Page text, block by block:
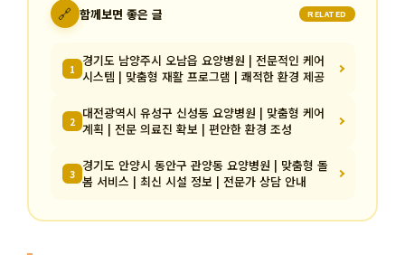
🔗 함께보면 좋은 글 RELATED
1 경기도 남양주시 오남읍 요양병원 | 전문적인 케어
시스템 | 맞춤형 재활 프로그램 | 쾌적한 환경 제공
2 대전광역시 유성구 신성동 요양병원 | 맞춤형 케어
계획 | 전문 의료진 확보 | 편안한 환경 조성
3 경기도 안양시 동안구 관양동 요양병원 | 맞춤형 돌
봄 서비스 | 최신 시설 정보 | 전문가 상담 안내